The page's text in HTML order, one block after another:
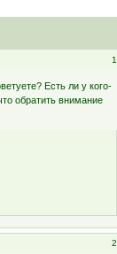
1
Есть ли у кого-
обратить внимание
2